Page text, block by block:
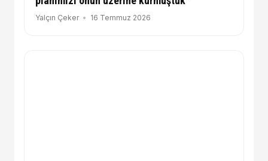
Yalçın Çeker 16 Temmuz 2026